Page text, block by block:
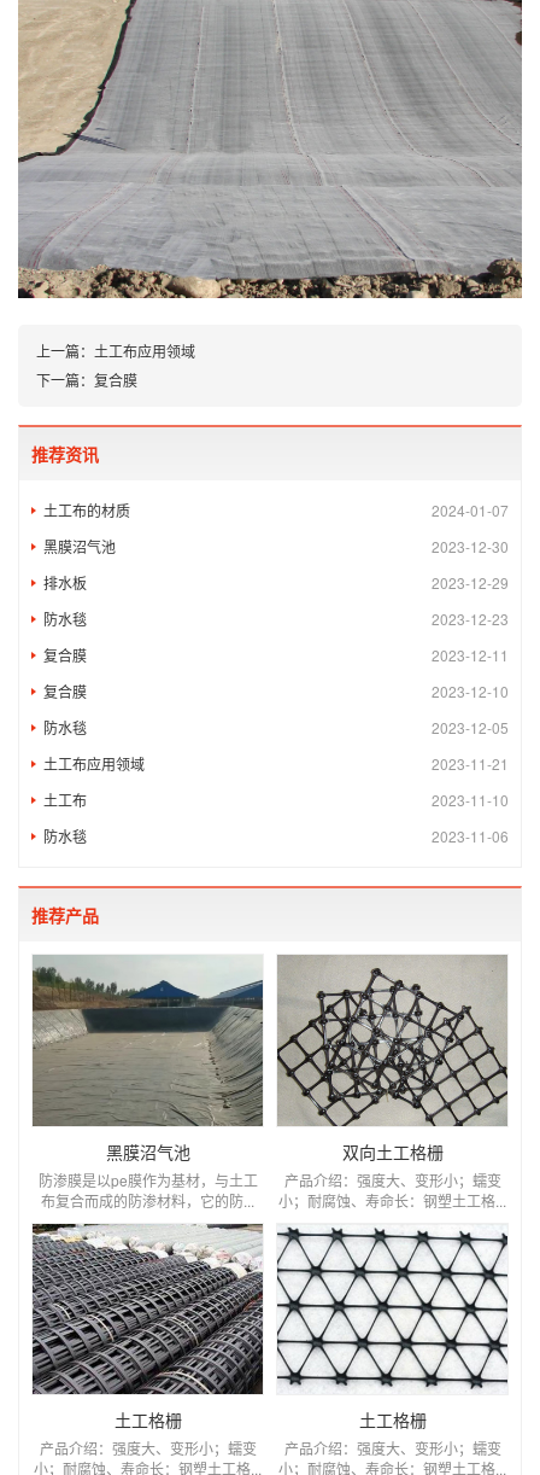
上一篇： 土工布应用领域
下一篇： 复合膜
推荐资讯
2024-01-07
土工布的材质
2023-12-30
黑膜沼气池
2023-12-29
排水板
2023-12-23
防水毯
2023-12-11
复合膜
2023-12-10
复合膜
2023-12-05
防水毯
2023-11-21
土工布应用领域
2023-11-10
土工布
2023-11-06
防水毯
推荐产品
黑膜沼气池
防渗膜是以pe膜作为基材，与土工
布复合而成的防渗材料，它的防...
双向土工格栅
产品介绍：强度大、变形小；蠕变
小；耐腐蚀、寿命长：钢塑土工格...
土工格栅
产品介绍：强度大、变形小；蠕变
小；耐腐蚀、寿命长：钢塑土工格...
土工格栅
产品介绍：强度大、变形小；蠕变
小；耐腐蚀、寿命长：钢塑土工格...